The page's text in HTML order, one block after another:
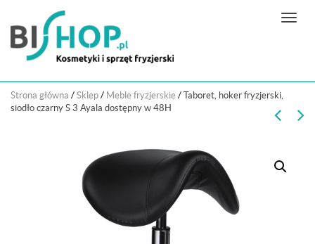
N
g
Strona główna / Sklep / Meble fryzjerskie / Taboret, hoker fryzjerski,
siodło czarny S 3 Ayala dostępny w 48H